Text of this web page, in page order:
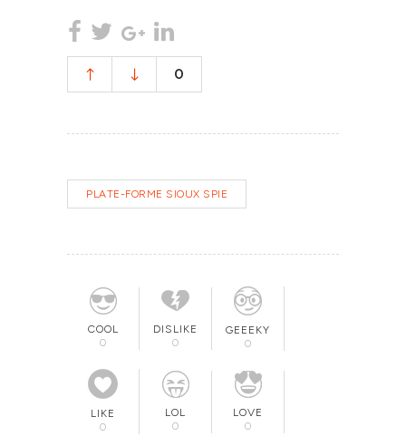
0
PLATE-FORME SIOUX SPIE
COOL
0
DISLIKE
0
GEEEKY
0
LIKE
0
LOL
0
LOVE
0